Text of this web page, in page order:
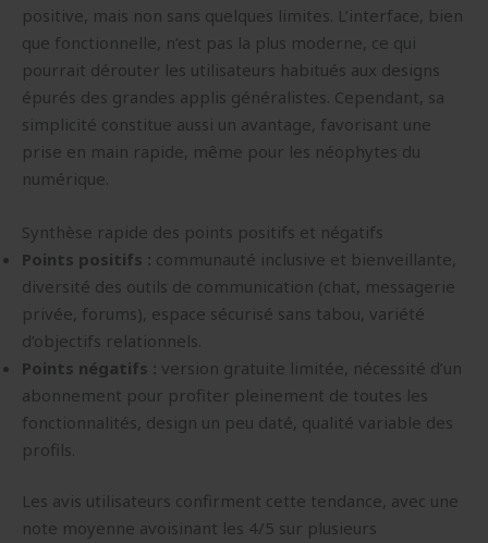
positive, mais non sans quelques limites. L’interface, bien
que fonctionnelle, n’est pas la plus moderne, ce qui
pourrait dérouter les utilisateurs habitués aux designs
épurés des grandes applis généralistes. Cependant, sa
simplicité constitue aussi un avantage, favorisant une
prise en main rapide, même pour les néophytes du
numérique.
Synthèse rapide des points positifs et négatifs
Points positifs : communauté inclusive et bienveillante,
diversité des outils de communication (chat, messagerie
privée, forums), espace sécurisé sans tabou, variété
d’objectifs relationnels.
Points négatifs : version gratuite limitée, nécessité d’un
abonnement pour profiter pleinement de toutes les
fonctionnalités, design un peu daté, qualité variable des
profils.
Les avis utilisateurs confirment cette tendance, avec une
note moyenne avoisinant les 4/5 sur plusieurs